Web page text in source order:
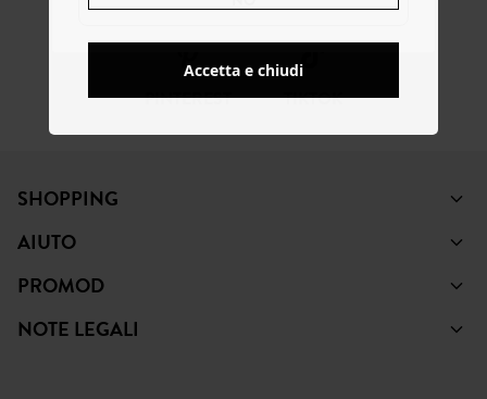
PINTEREST TIKTOK
SHOPPING
AIUTO
PROMOD
NOTE LEGALI
Accetta e chiudi